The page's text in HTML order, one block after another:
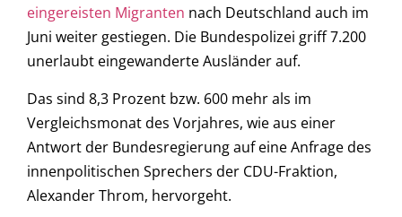
eingereisten Migranten nach Deutschland auch im
Juni weiter gestiegen. Die Bundespolizei griff 7.200
unerlaubt eingewanderte Ausländer auf.
Das sind 8,3 Prozent bzw. 600 mehr als im
Vergleichsmonat des Vorjahres, wie aus einer
Antwort der Bundesregierung auf eine Anfrage des
innenpolitischen Sprechers der CDU-Fraktion,
Alexander Throm, hervorgeht.